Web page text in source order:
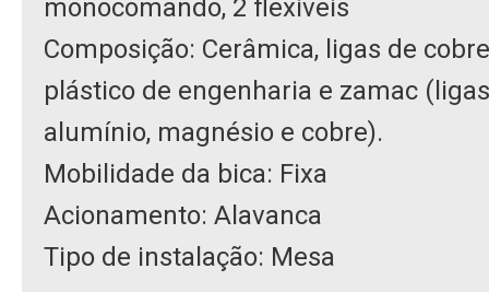
monocomando, 2 flexiveis
Composição: Cerâmica, ligas de
plástico de engenharia e zamac
alumínio, magnésio e cobre).
Mobilidade da bica: Fixa
Acionamento: Alavanca
Tipo de instalação: Mesa